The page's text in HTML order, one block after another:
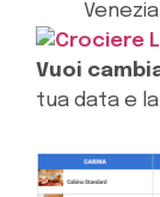
Vuoi
tua data e